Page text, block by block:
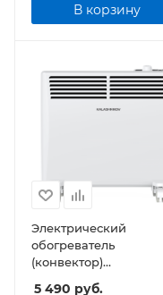
В корзину
Электрический
обогреватель
(конвектор)
KALASHNIKOV KVCH-
5 490 руб.